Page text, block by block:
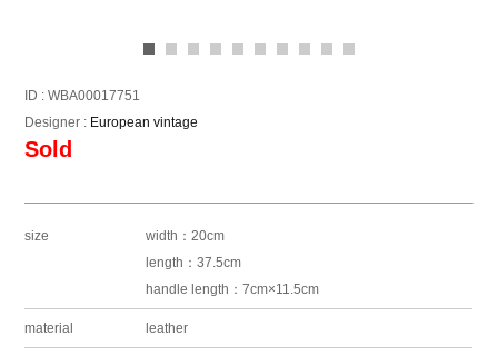
ID : WBA00017751
Designer : European vintage
Sold
size
width：20cm
length：37.5cm
handle length：7cm×11.5cm
material leather